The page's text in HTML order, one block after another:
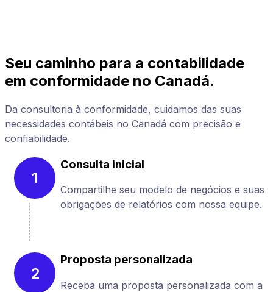
Seu caminho para a contabilidade
em conformidade no Canadá.
Da consultoria à conformidade, cuidamos das suas
necessidades contábeis no Canadá com precisão e
confiabilidade.
1
Consulta inicial
Compartilhe seu modelo de negócios e suas
obrigações de relatórios com nossa equipe.
2
Proposta personalizada
Receba uma proposta personalizada com a